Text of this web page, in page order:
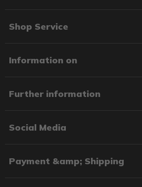
Shop Service
Information on
Further information
Social Media
Payment &amp; Shipping